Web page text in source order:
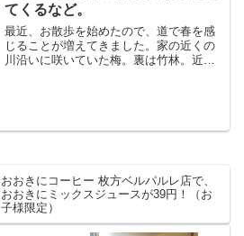
てくるなど。
最近、お散歩を始めたので、道で春を感
じることが増えてきました。家の近くの
川沿いに咲いていた梅。裏は竹林。近い
おおきにコーヒー 枚方ベルパルレ店で、
おおきにミックスジュースが39円！（お
子様限定）